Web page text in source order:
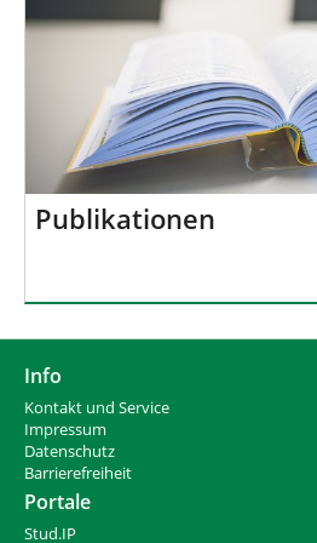
Publikationen
Info
Kontakt und Service
Impressum
Datenschutz
Barrierefreiheit
Portale
Stud.IP